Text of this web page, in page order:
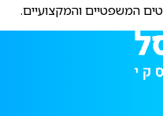
המשפטיים והמקצועיים.